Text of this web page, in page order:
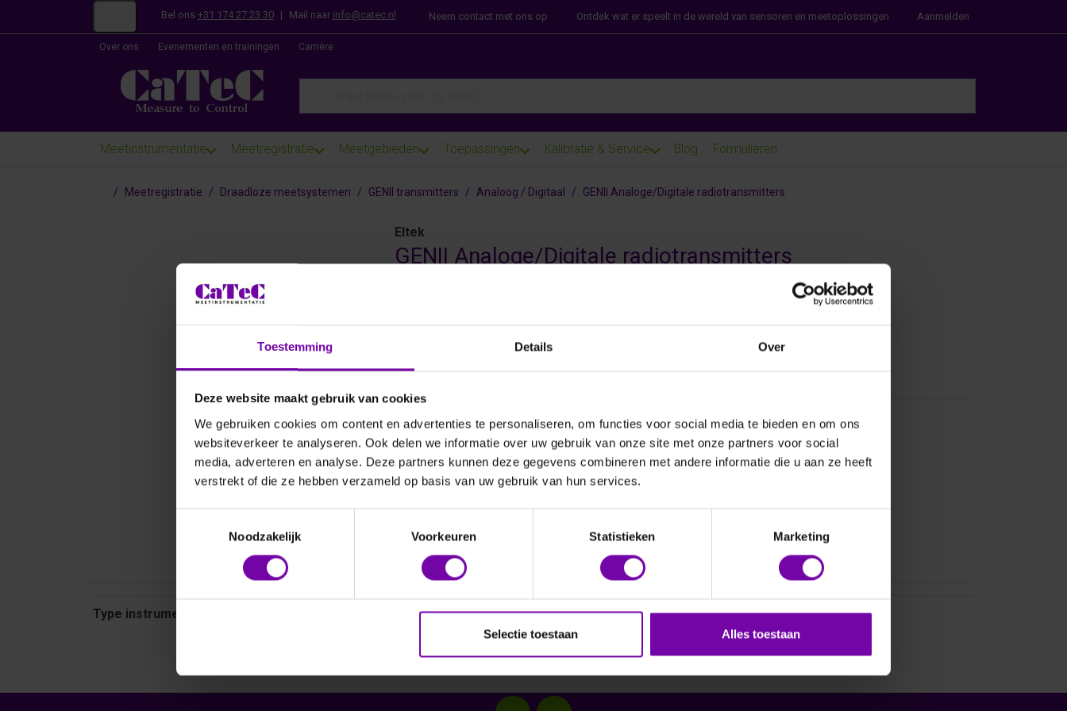
Toestemming Details Over
Deze website maakt gebruik van cookies
We gebruiken cookies om content en advertenties te personaliseren, om functies voor social media te bieden en om ons
websiteverkeer te analyseren. Ook delen we informatie over uw gebruik van onze site met onze partners voor social
media, adverteren en analyse. Deze partners kunnen deze gegevens combineren met andere informatie die u aan ze heeft
verstrekt of die ze hebben verzameld op basis van uw gebruik van hun services.
Noodzakelijk
Voorkeuren Statistieken Marketing
Selectie toestaan Alles toestaan
Bel ons +31 174 27 23 30 | Mail naar info@catec.nl Neem contact met ons op Ontdek wat er speelt in de wereld van sensoren en meetoplossingen Aanmelden
Over ons Evenementen en trainingen Carrière
Meetinstrumentatie Meetregistratie Meetgebieden Toepassingen Kalibratie & Service Blog Formulieren
Startpagina
Meetregistratie Draadloze meetsystemen GENII transmitters Analoog / Digitaal GENII Analoge/Digitale radiotransmitters
Eltek
GENII Analoge/Digitale radiotransmitters
Vraag een offerte aan Bij vragen, bel ons
Verschillende types Beschrijving Download datasheet
Type instrument